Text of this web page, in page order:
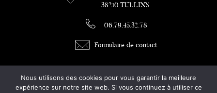
38210 TULLINS
06.79.45.32.78
Formulaire de contact
DIETETICIENNE / COACH MINCEUR
Nous utilisons des cookies pour vous garantir la meilleure
expérience sur notre site web. Si vous continuez à utiliser ce